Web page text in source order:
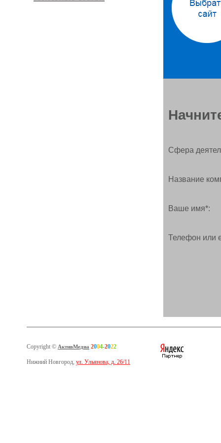
Сфера
Название
Ваше имя*:
Телефон или
Copyright © АктивМедиа 2004-2022
Нижний Новгород, ул. Ульянова, д. 26/11